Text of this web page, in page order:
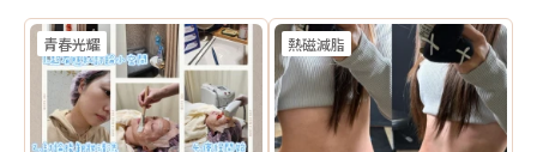
青春光耀 熱磁減脂